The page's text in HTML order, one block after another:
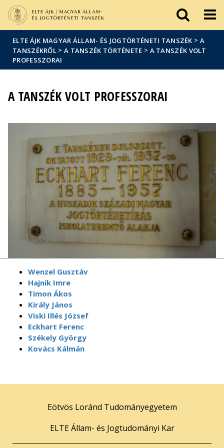
Hírek
Események
ELTE a
sajtóban
ELTE ÁJK MAGYAR ÁLLAM- ÉS JOGTÖRTÉNETI TANSZÉK > A
TANSZÉKRŐL > A TANSZÉK TÖRTÉNETE > A TANSZÉK VOLT
PROFESSZORAI
A TANSZÉK VOLT PROFESSZORAI
Wenzel Gusztáv
Hajnik Imre
Timon Ákos
Király János
Viski Illés József
Eckhart Ferenc
Székely György
Kovács Kálmán
Eötvös Loránd Tudományegyetem
ELTE Állam- és Jogtudományi Kar